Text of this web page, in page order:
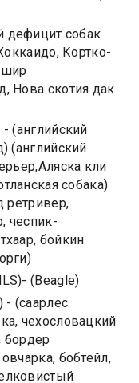
дефицит собак
Кортко-
Нова скотия дак
(английский
(английский
кли
собака)
ретривер,
чеспик-
бойкин
(Beagle)
- (саарлес
чехословацкий
бордер
бобтейл,